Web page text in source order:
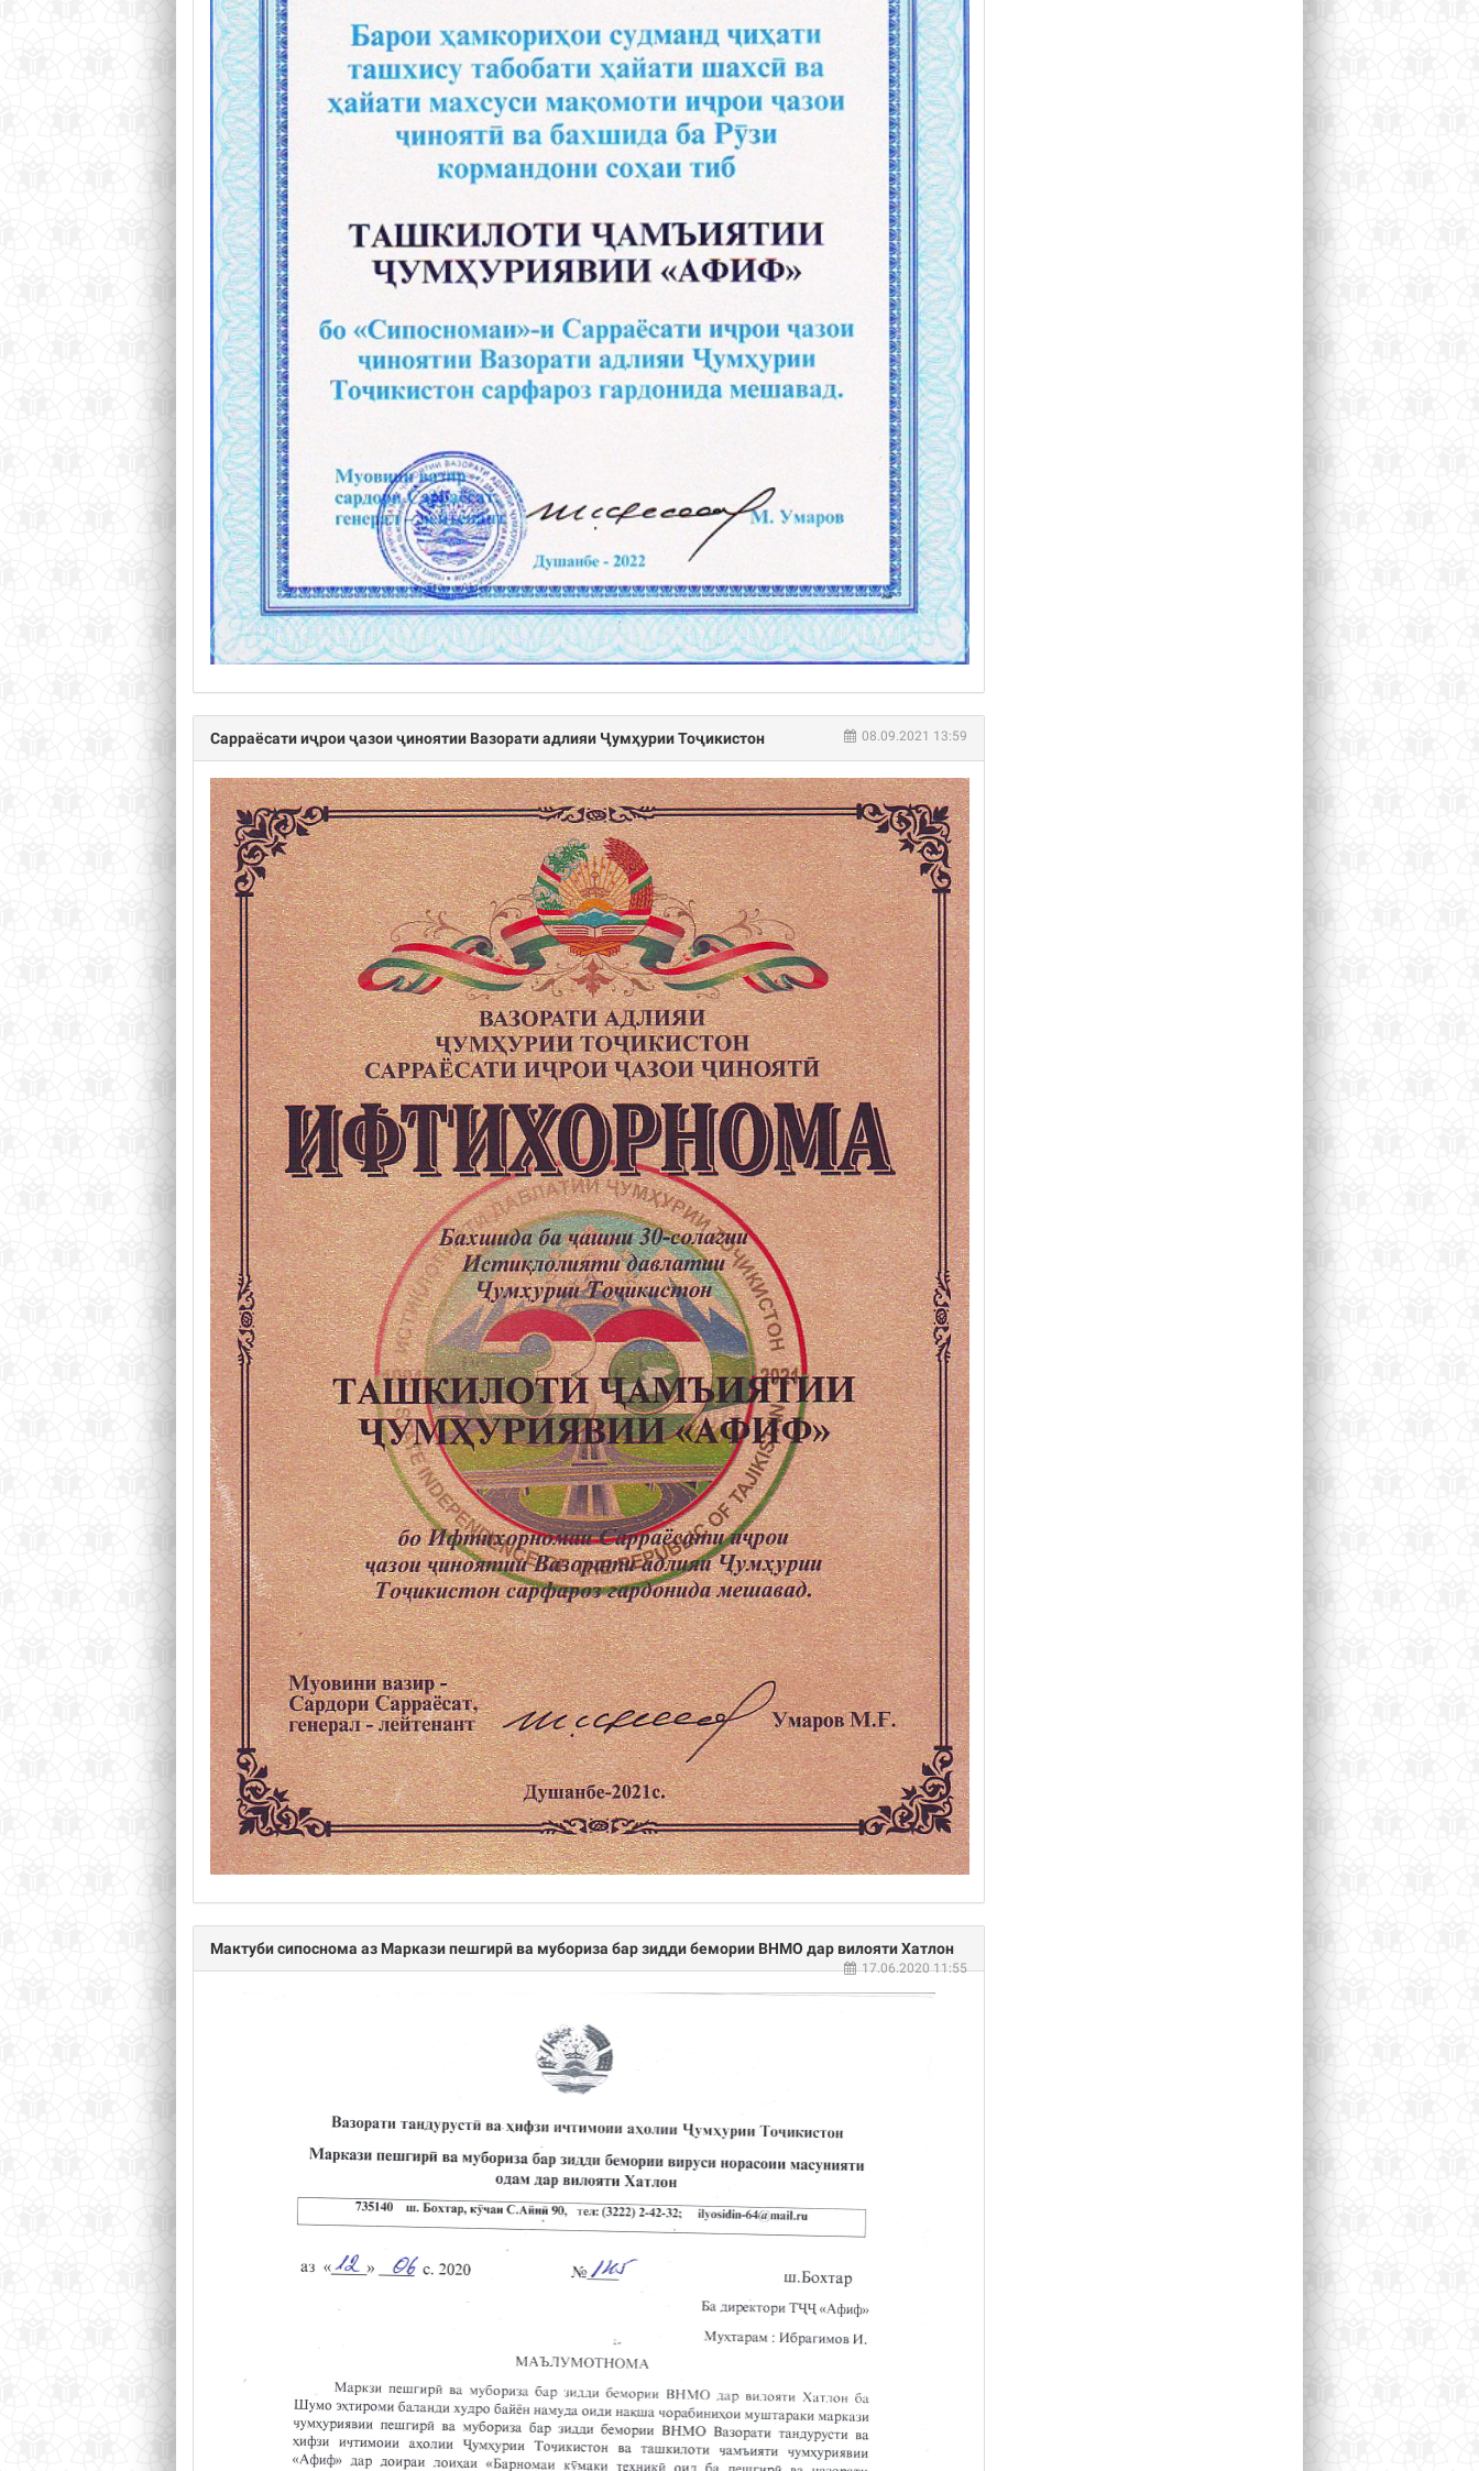
Сарраёсати иҷрои ҷазои ҷиноятии Вазорати адлияи Ҷумҳурии Тоҷикистон 08.09.2021 13:59
Мактуби сипоснома аз Маркази пешгирӣ ва мубориза бар зидди бемории ВНМО дар вилояти Хатлон
17.06.2020 11:55